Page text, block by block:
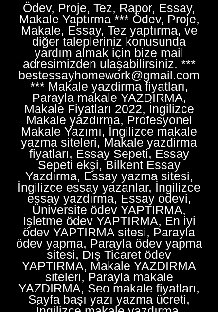
Ödev, Proje, Tez, Rapor, Essay,
Makale Yaptırma *** Ödev, Proje,
Makale, Essay, Tez yaptırma, ve
diğer talepleriniz konusunda
yardım almak için bize mail
adresimizden ulaşabilirsiniz. ***
bestessayhomework@gmail.com
*** Makale yazdirma fiyatları,
Parayla makale YAZDIRMA,
Makale Fiyatları 2022, İngilizce
Makale yazdırma, Profesyonel
Makale Yazımı, İngilizce makale
yazma siteleri, Makale yazdirma
fiyatları, Essay Sepeti, Essay
Sepeti ekşi, Bilkent Essay
Yazdırma, Essay yazma sitesi,
İngilizce essay yazanlar, İngilizce
essay yazdırma, Essay ödevi,
Üniversite ödev YAPTIRMA,
İşletme ödev YAPTIRMA, En iyi
ödev YAPTIRMA sitesi, Parayla
ödev yapma, Parayla ödev yapma
sitesi, Dış Ticaret ödev
YAPTIRMA, Makale YAZDIRMA
siteleri, Parayla makale
YAZDIRMA, Seo makale fiyatları,
Sayfa başı yazı yazma ücreti,